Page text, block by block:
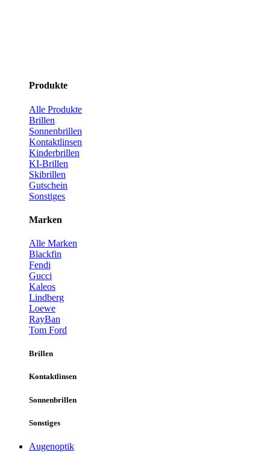
Produkte
Alle Produkte
Brillen
Sonnenbrillen
Kontaktlinsen
Kinderbrillen
KI-Brillen
Skibrillen
Gutschein
Sonstiges
Marken
Alle Marken
Blackfin
Fendi
Gucci
Kaleos
Lindberg
Loewe
RayBan
Tom Ford
Brillen
Kontaktlinsen
Sonnenbrillen
Sonstiges
Augenoptik